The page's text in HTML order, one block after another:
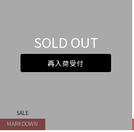
SOLD OUT
再入荷受付
SALE
MARKDOWN